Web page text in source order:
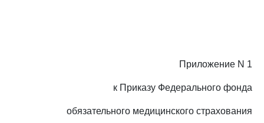
Приложение N 1
к Приказу Федерального фонда
обязательного медицинского страхования